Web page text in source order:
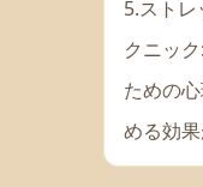
5.スト
クニッ
ための
める効果